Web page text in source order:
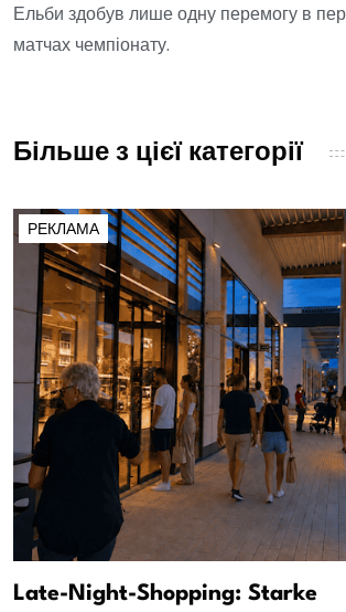
Ельби здобув лише одну перемогу в
матчах чемпіонату.
Більше з цієї категорії
РЕКЛАМА
Late-Night-Shopping: Starke